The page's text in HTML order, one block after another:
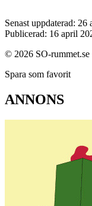
Senast uppdaterad: 26
Publicerad: 16 april
© 2026 SO-rummet.se
Spara som favorit
ANNONS